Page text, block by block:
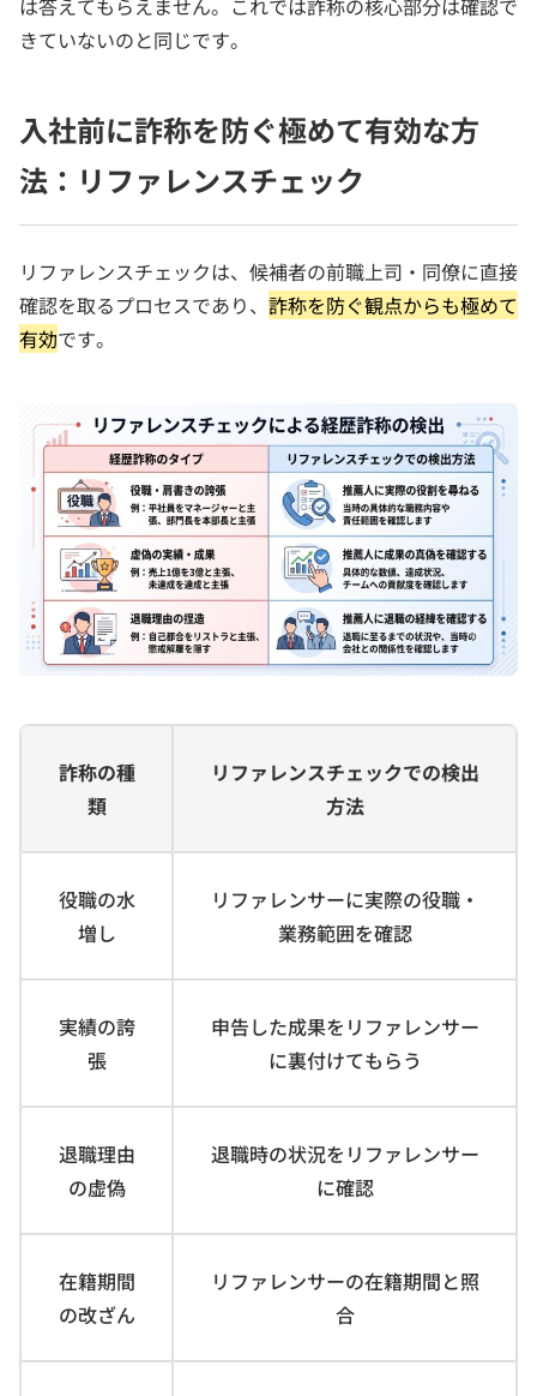
は答えてもらえません。これでは詐称の核心部分は確認で
きていないのと同じです。
入社前に詐称を防ぐ極めて有効な方
法：リファレンスチェック
リファレンスチェックは、候補者の前職上司・同僚に直接
確認を取るプロセスであり、 詐称を防ぐ観点からも極めて
有効です。
詐称の種
類
リファレンスチェックでの検出
方法
役職の水
増し
リファレンサーに実際の役職・
業務範囲を確認
実績の誇
張
申告した成果をリファレンサー
に裏付けてもらう
退職理由
の虚偽
退職時の状況をリファレンサー
に確認
在籍期間
の改ざん
リファレンサーの在籍期間と照
合